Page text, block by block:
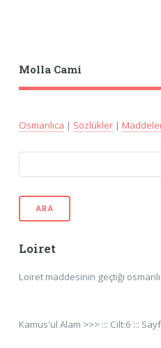
Molla Cami
Osmanlıca | Sözlükler|
ARA
Loiret
Loiret maddesinin geçtiği
Kamus'ul Alam >>> ::: Cilt:6 :::